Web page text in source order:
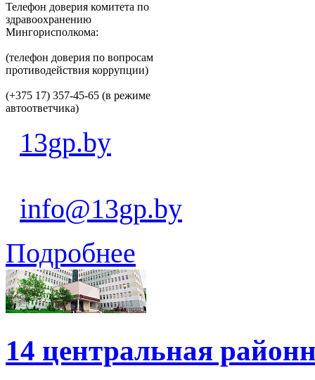
Телефон доверия комитета по
здравоохранению
Мингорисполкома:
(телефон доверия по вопросам
противодействия коррупции)
(+375 17) 357-45-65 (в режиме
автоответчика)
13gp.by
info@13gp.by
Подробнее
14 центральная